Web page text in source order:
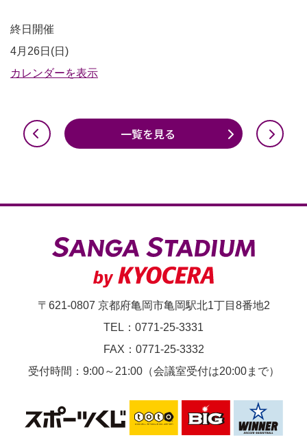
西
側
駐
（南
終日開催
4月26日(日)
カレンダーを表示
一覧を見る
〒621-0807 京都府亀岡市亀岡駅北1丁目8番地2
TEL：0771-25-3331
FAX：0771-25-3332
受付時間：9:00～21:00（会議室受付は20:00まで）